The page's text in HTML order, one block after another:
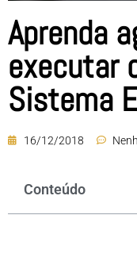
Aprenda
executar
Sistema
16/12/2018
Conteúdo